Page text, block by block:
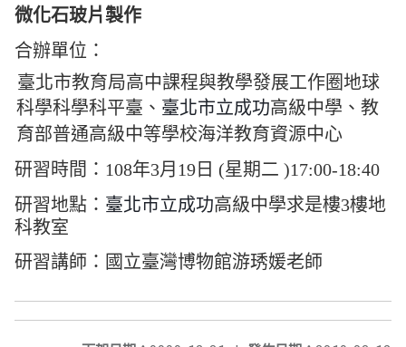
微化石玻片製作
合辦單位：
臺北市教育局高中課程與教學發展工作圈地球
科學科學科平臺、 臺北市立成功高級中學、 教
育部普通高級中等學校海洋教育資源中心
研習時間：108年3月19日 (星期二 )17:00-18:40
研習地點： 臺北市立成功高級中學求是樓3樓地
科教室
研習講師：國立臺灣博物館游琇媛老師